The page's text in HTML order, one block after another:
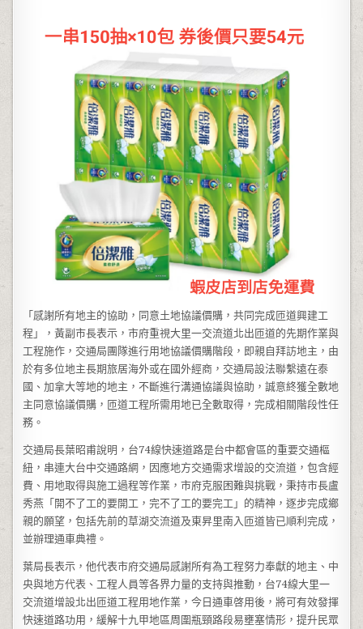
「感謝所有地主的協助，同意土地協議價購，共同完成匝道興建工
程」，黃副市長表示，市府重視大里一交流道北出匝道的先期作業與
工程施作，交通局團隊進行用地協議價購階段，即親自拜訪地主，由
於有多位地主長期旅居海外或在國外經商，交通局設法聯繫遠在泰
國、加拿大等地的地主，不斷進行溝通協議與協助，誠意終獲全數地
主同意協議價購，匝道工程所需用地已全數取得，完成相關階段性任
務。
交通局長葉昭甫說明，台74線快速道路是台中都會區的重要交通樞
紐，串連大台中交通路網，因應地方交通需求增設的交流道，包含經
費、用地取得與施工過程等作業，市府克服困難與挑戰，秉持市長盧
秀燕「開不了工的要開工，完不了工的要完工」的精神，逐步完成鄉
親的願望，包括先前的草湖交流道及東昇里南入匝道皆已順利完成，
並辦理通車典禮。
葉局長表示，他代表市府交通局感謝所有為工程努力奉獻的地主、中
央與地方代表、工程人員等各界力量的支持與推動，台74線大里一
交流道增設北出匝道工程用地作業，今日通車啓用後，將可有效發揮
快速道路功用，緩解十九甲地區周圍瓶頸路段易壅塞情形，提升民眾